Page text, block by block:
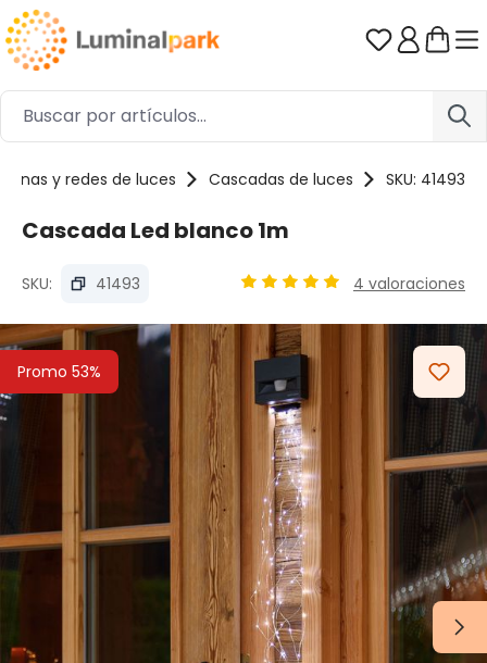
Saltar al contenido principal Tienes 0
y redes de luces Cascadas de luces SKU: 41493
Cascada Led blanco 1m
SKU: 41493 4 valoraciones
Promo 53%
Omitir galería de imágenes